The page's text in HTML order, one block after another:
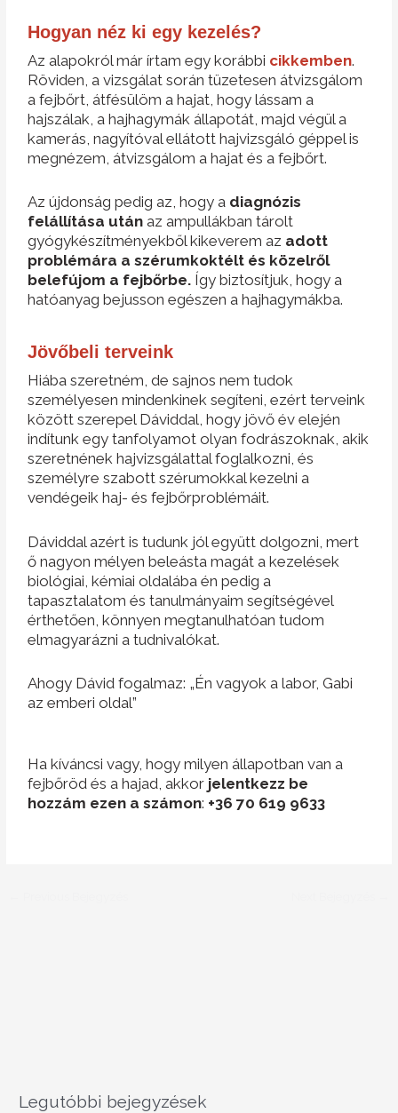
Hogyan néz ki egy kezelés?
Az alapokról már írtam egy korábbi cikkemben.
Röviden, a vizsgálat során tüzetesen átvizsgálom
a fejbőrt, átfésülöm a hajat, hogy lássam a
hajszálak, a hajhagymák állapotát, majd végül a
kamerás, nagyítóval ellátott hajvizsgáló géppel is
megnézem, átvizsgálom a hajat és a fejbőrt.
Az újdonság pedig az, hogy a diagnózis
felállítása után az ampullákban tárolt
gyógykészítményekből kikeverem az adott
problémára a szérumkoktélt és közelről
belefújom a fejbőrbe. Így biztosítjuk, hogy a
hatóanyag bejusson egészen a hajhagymákba.
Jövőbeli terveink
Hiába szeretném, de sajnos nem tudok
személyesen mindenkinek segíteni, ezért terveink
között szerepel Dáviddal, hogy jövő év elején
indítunk egy tanfolyamot olyan fodrászoknak, akik
szeretnének hajvizsgálattal foglalkozni, és
személyre szabott szérumokkal kezelni a
vendégeik haj- és fejbőrproblémáit.
Dáviddal azért is tudunk jól együtt dolgozni, mert
ő nagyon mélyen beleásta magát a kezelések
biológiai, kémiai oldalába én pedig a
tapasztalatom és tanulmányaim segítségével
érthetően, könnyen megtanulhatóan tudom
elmagyarázni a tudnivalókat.
Ahogy Dávid fogalmaz: „Én vagyok a labor, Gabi
az emberi oldal”
Ha kíváncsi vagy, hogy milyen állapotban van a
fejbőröd és a hajad, akkor jelentkezz be
hozzám ezen a számon: +36 70 619 9633
Legutóbbi bejegyzések